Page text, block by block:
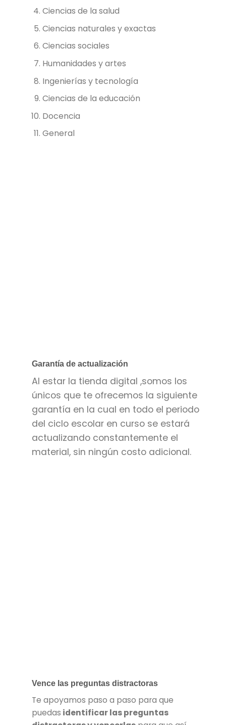
Ciencias de la salud
Ciencias naturales y exactas
Ciencias sociales
Humanidades y artes
Ingenierías y tecnología
Ciencias de la educación
Docencia
General
Garantía de actualización
Al estar la tienda digital ,somos los
únicos que te ofrecemos la siguiente
garantía en la cual en todo el periodo
del ciclo escolar en curso se estará
actualizando constantemente el
material, sin ningún costo adicional.
Vence las preguntas distractoras
Te apoyamos paso a paso para que
puedas identificar las preguntas